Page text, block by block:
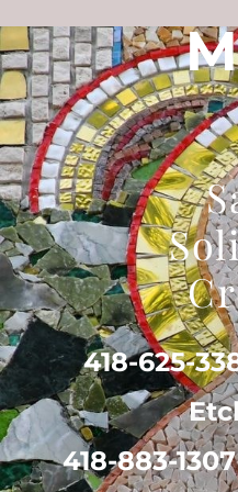
418-625-
418-883-